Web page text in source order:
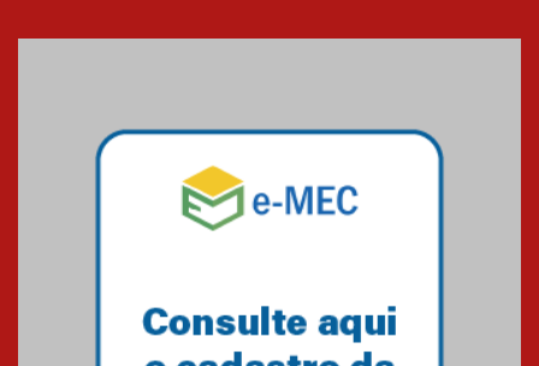
Mackenzie mobiliza campanha
solidária para apoiar famílias em
Minas Gerais
Primeiro culto do ano ressalta o